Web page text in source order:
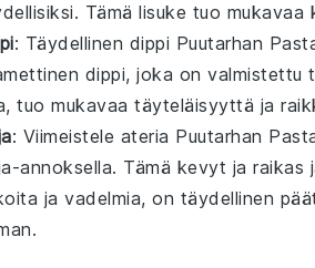
Tämä lisuke tuo
: Täydellinen dippi Puutarhan
dippi, joka on valmistettu
, tuo mukavaa täyteläisyyttä ja
: Viimeistele ateria Puutarhan
-annoksella. Tämä kevyt ja
ja vadelmia, on täydellinen